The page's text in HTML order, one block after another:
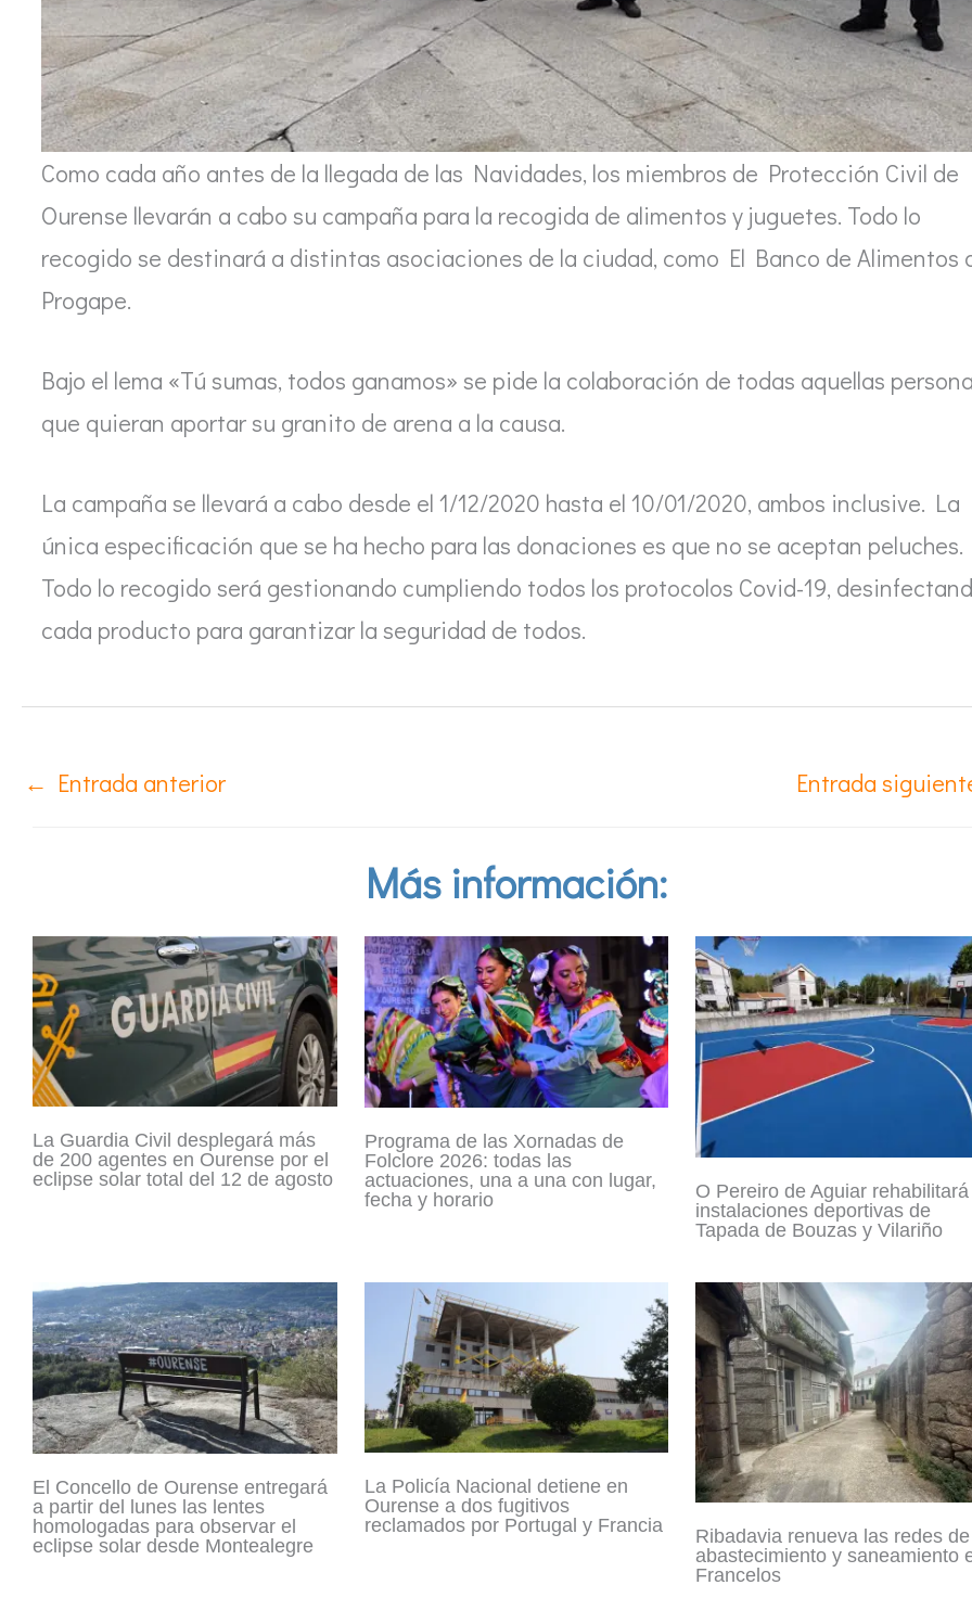
Como cada año antes de la llegada de las Navidades, los miembros de Protección Civil de
Ourense llevarán a cabo su campaña para la recogida de alimentos y juguetes. Todo lo
recogido se destinará a distintas asociaciones de la ciudad, como El Banco de Alimentos
Progape.
Bajo el lema «Tú sumas, todos ganamos» se pide la colaboración de todas aquellas
que quieran aportar su granito de arena a la causa.
La campaña se llevará a cabo desde el 1/12/2020 hasta el 10/01/2020, ambos inclusive. La
única especificación que se ha hecho para las donaciones es que no se aceptan peluches.
Todo lo recogido será gestionando cumpliendo todos los protocolos Covid-19,
cada producto para garantizar la seguridad de todos.
← Entrada anterior Entrada
Más información:
La Guardia Civil desplegará más
de 200 agentes en Ourense por el
eclipse solar total del 12 de agosto
Programa de las Xornadas de
Folclore 2026: todas las
actuaciones, una a una con lugar,
fecha y horario
O Pereiro de Aguiar
instalaciones deportivas de
Tapada de Bouzas y Vilariño
El Concello de Ourense entregará
a partir del lunes las lentes
homologadas para observar el
eclipse solar desde Montealegre
La Policía Nacional detiene en
Ourense a dos fugitivos
reclamados por Portugal y Francia
Ribadavia renueva las redes de
abastecimiento y saneamiento
Francelos